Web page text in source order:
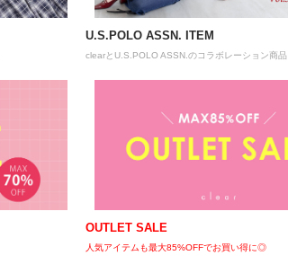
U.S.POLO ASSN. ITEM
clearとU.S.POLO ASSN.のコラボレーション商品
OUTLET SALE
人気アイテムも最大85%OFFでお買い得に◎